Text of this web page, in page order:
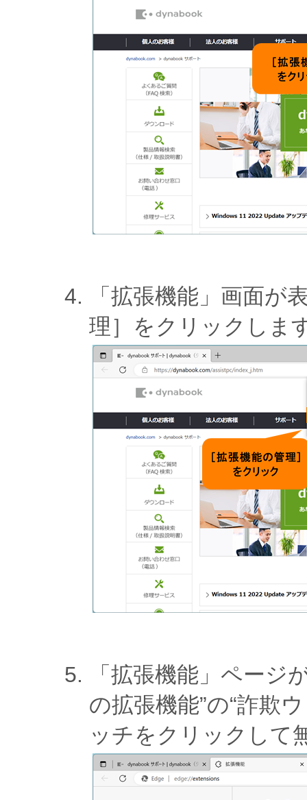
「拡張機能」画面が
理］をクリックしま
「拡張機能」ページ
の拡張機能”の“詐欺
ッチをクリックして